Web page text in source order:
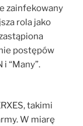
zainfekowany
rola jako
postępów
“Many”.
takimi
W miarę